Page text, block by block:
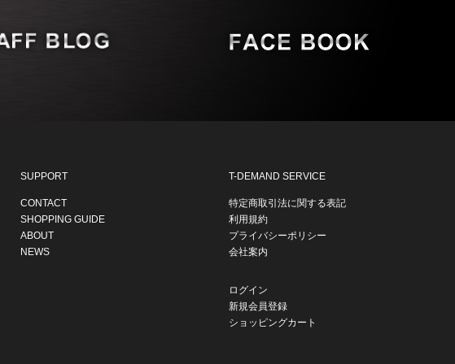
SUPPORT
CONTACT
SHOPPING GUIDE
ABOUT
NEWS
T-DEMAND SERVICE
特定商取引法に関する表記
利用規約
プライバシーポリシー
会社案内
ログイン
新規会員登録
ショッピングカート